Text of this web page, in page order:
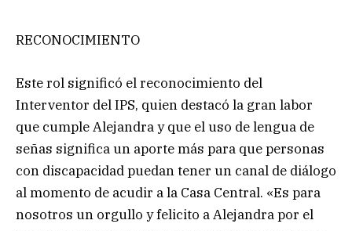
RECONOCIMIENTO
Este rol significó el reconocimiento del
Interventor del IPS, quien destacó la gran labor
que cumple Alejandra y que el uso de lengua de
señas significa un aporte más para que personas
con discapacidad puedan tener un canal de diálogo
al momento de acudir a la Casa Central. «Es para
nosotros un orgullo y felicito a Alejandra por el